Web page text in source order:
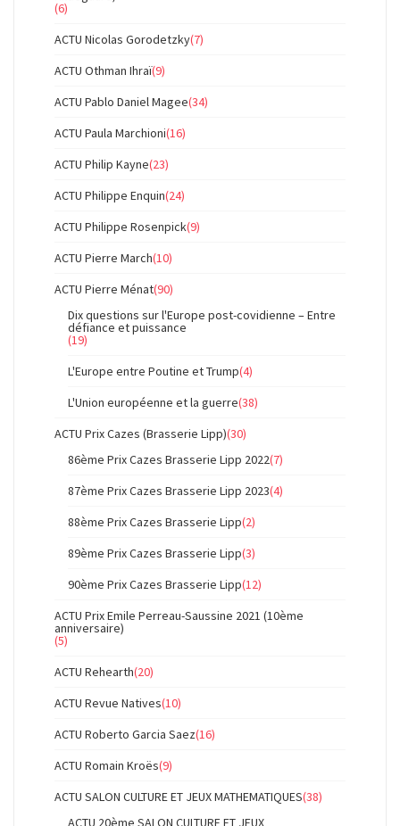
(6)
ACTU Nicolas Gorodetzky(7)
ACTU Othman Ihraï(9)
ACTU Pablo Daniel Magee(34)
ACTU Paula Marchioni(16)
ACTU Philip Kayne(23)
ACTU Philippe Enquin(24)
ACTU Philippe Rosenpick(9)
ACTU Pierre March(10)
ACTU Pierre Ménat(90)
Dix questions sur l'Europe post-covidienne – Entre
défiance et puissance
(19)
L'Europe entre Poutine et Trump(4)
L'Union européenne et la guerre(38)
ACTU Prix Cazes (Brasserie Lipp)(30)
86ème Prix Cazes Brasserie Lipp 2022(7)
87ème Prix Cazes Brasserie Lipp 2023(4)
88ème Prix Cazes Brasserie Lipp(2)
89ème Prix Cazes Brasserie Lipp(3)
90ème Prix Cazes Brasserie Lipp(12)
ACTU Prix Emile Perreau-Saussine 2021 (10ème
anniversaire)
(5)
ACTU Rehearth(20)
ACTU Revue Natives(10)
ACTU Roberto Garcia Saez(16)
ACTU Romain Kroës(9)
ACTU SALON CULTURE ET JEUX MATHEMATIQUES(38)
ACTU 20ème SALON CULTURE ET JEUX